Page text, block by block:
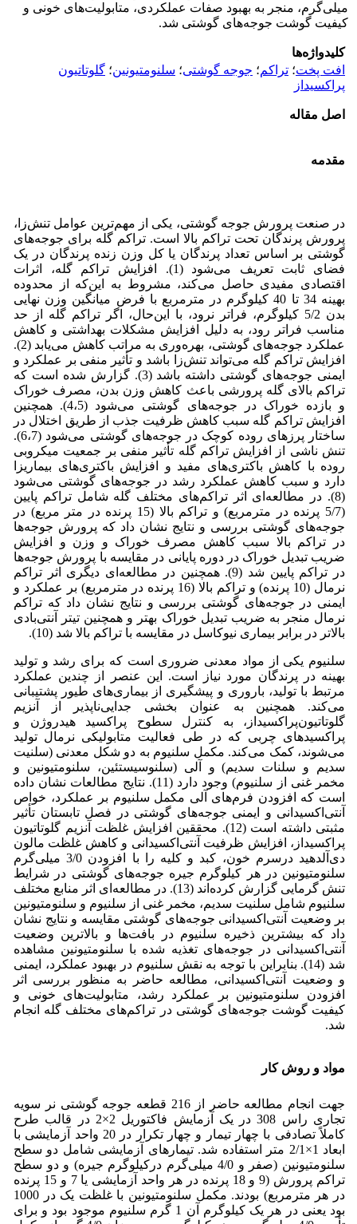
میلی‌گرم، منجر به بهبود صفات عملکردی، متابولیت‌های خونی و
کیفیت گوشت جوجه‌های گوشتی شد.
کلیدواژه‌ها
افت پخت؛ تراکم؛ جوجه گوشتی؛ سلنومتیونین؛ گلوتاتیون
پراکسیداز
اصل مقاله
مقدمه
در صنعت پرورش جوجه‌ گوشتی، یکی از مهم‌ترین عوامل تنش‌زا،
پرورش پرندگان تحت تراکم بالا است. تراکم گله برای جوجه‌های
گوشتی بر اساس تعداد پرندگان یا کل وزن زنده پرندگان در یک
فضای ثابت تعریف می‌شود (1). افزایش تراکم گله، اثرات
اقتصادی مفیدی حاصل می‌کند، مشروط به این‌که از محدوده
بهینه 34 تا 40 کیلوگرم در مترمربع با فرض میانگین وزن نهایی
بدن 5/2 کیلوگرم، فراتر نرود، با این‌حال، اگر تراکم گله از حد
مناسب فراتر رود، به دلیل افزایش مشکلات بهداشتی و کاهش
عملکرد جوجه‌های گوشتی، بهره‌وری به مراتب کاهش می‌یابد (2).
افزایش تراکم گله می‌تواند تنش‌زا باشد و تأثیر منفی بر عملکرد و
ایمنی جوجه‌های گوشتی داشته باشد (3). گزارش شده است که
تراکم بالای گله پرورشی باعث کاهش وزن بدن، مصرف خوراک
و بازده خوراک در جوجه‌های گوشتی می‌شود (4،5). همچنین
افزایش تراکم گله سبب کاهش ظرفیت جذب از طریق اختلال در
ساختار پرزهای روده کوچک در جوجه‌های گوشتی می‌شود (6،7).
تنش ناشی از افزایش تراکم گله تأثیر منفی بر جمعیت میکروبی
روده با کاهش باکتری‌های مفید و افزایش باکتری‌های بیماریزا
دارد و سبب کاهش عملکرد رشد در جوجه‌های گوشتی می‌شود
(8). در مطالعه‌ای اثر تراکم‌های مختلف گله شامل تراکم پایین
(5/7 پرنده در مترمربع) و تراکم بالا (15 پرنده در متر مربع) در
جوجه‌های گوشتی بررسی و نتایج نشان داد که پرورش جوجه‌ها
در تراکم بالا سبب کاهش مصرف خوراک و وزن و افزایش
ضریب تبدیل خوراک در دوره پایانی در مقایسه با پرورش جوجه‌ها
در تراکم پایین ‌شد (9). همچنین در مطالعه‌ای دیگری اثر تراکم
نرمال (10 پرنده) و تراکم بالا (16 پرنده در مترمربع) بر عملکرد و
ایمنی در جوجه‌های گوشتی بررسی و نتایج نشان داد که تراکم
نرمال منجر به ضریب تبدیل خوراک بهتر و همچنین تیتر آنتی‌بادی
بالاتر در برابر بیماری نیوکاسل در مقایسه با تراکم‌ بالا شد (10).
سلنیوم یکی از مواد معدنی ضروری است که برای رشد و تولید
بهینه در پرندگان مورد نیاز است. این عنصر از چندین عملکرد
مرتبط با تولید، باروری و پیشگیری از بیماری‌های طیور پشتیبانی
می‌کند. همچنین به عنوان بخشی جدایی‌ناپذیر از آنزیم
گلوتاتیون‌پراکسیداز، به کنترل سطوح پراکسید هیدروژن و
پراکسیدهای چربی که در طی فعالیت متابولیکی نرمال تولید
می‌شوند، کمک می‌کند. مکمل سلنیوم به دو شکل معدنی (سلنیت
سدیم و سلنات سدیم) و آلی (سلنوسیستئین، سلنومتیونین و
مخمر غنی از سلنیوم) وجود دارد (11). نتایج مطالعات نشان داده
است که افزودن فرم‌های آلی مکمل سلنیوم بر عملکرد، خواص
آنتی‌اکسیدانی و ایمنی جوجه‌های گوشتی در فصل تابستان تأثیر
مثبتی داشته ‌است (12). محققین افزایش غلظت آنزیم گلوتاتیون
پراکسیداز، افزایش ظرفیت آنتی‌اکسیدانی و کاهش غلظت مالون
دی‌آلدهید درسرم خون، کبد و کلیه را با افزودن 3/0 میلی‌گرم
سلنومتیونین در هر کیلوگرم جیره جوجه‌های گوشتی در شرایط
تنش گرمایی گزارش کرده‌اند (13). در مطالعه‌ای اثر منابع مختلف
سلنیوم شامل سلنیت سدیم، مخمر غنی از سلنیوم و سلنومتیونین
بر وضعیت آنتی‌اکسیدانی جوجه‌های گوشتی مقایسه و نتایج نشان
داد که بیشترین ذخیره سلنیوم در بافت‌ها و بالاترین وضعیت
آنتی‌اکسیدانی در جوجه‌های تغذیه شده با سلنومتیونین مشاهده
شد (14). بنابراین با توجه به نقش سلنیوم در بهبود عملکرد، ایمنی
و وضعیت آنتی‌اکسیدانی، مطالعه حاضر به منظور بررسی اثر
افزودن سلنومتیونین بر عملکرد رشد، متابولیت‌های خونی و
کیفیت گوشت جوجه‌های گوشتی در تراکم‌های مختلف گله انجام
شد.
مواد و روش کار
جهت انجام مطالعه حاضر از 216 قطعه جوجه گوشتی نر سویه
تجاری راس 308 در یک آزمایش فاکتوریل 2×2 در قالب طرح
کاملاً تصادفی با چهار تیمار و چهار تکرار در 20 واحد آزمایشی با
ابعاد 1×2/1 متر استفاده شد. تیمارهای آزمایشی شامل دو سطح
سلنومتیونین (صفر و 4/0 میلی‌گرم درکیلوگرم جیره) و دو سطح
تراکم پرورش (9 و 18 پرنده در هر واحد آزمایشی یا 7 و 15 پرنده
در هر مترمربع) بودند. مکمل سلنومتیونین با غلظت یک در 1000
بود یعنی در هر یک کیلوگرم آن 1 گرم سلنیوم موجود بود و برای